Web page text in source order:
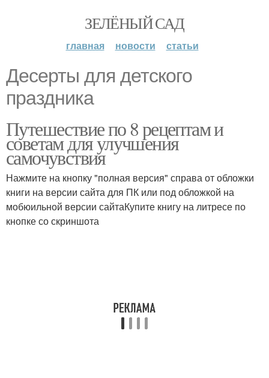
ЗЕЛЁНЫЙ САД
главная новости статьи
Десерты для детского
праздника
Путешествие по 8 рецептам и
советам для улучшения
самочувствия
Нажмите на кнопку "полная версия" справа от обложки
книги на версии сайта для ПК или под обложкой на
мобюильной версии сайтаКупите книгу на литресе по
кнопке со скриншота